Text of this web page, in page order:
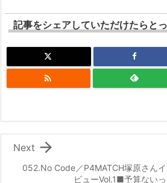
記事をシェアしていただけたらと

052.No Code／P4MATCH塚原さんイ
ビューVol.1■予算ないっ

Next